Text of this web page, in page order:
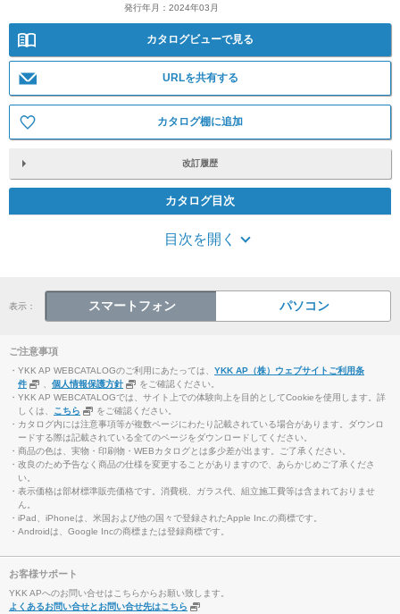
発行年月：2024年03月
カタログビューで見る
URLを共有する
カタログ棚に追加
改訂履歴
カタログ目次
目次を開く
表示： スマートフォン パソコン
ご注意事項
・YKK AP WEBCATALOGのご利用にあたっては、 YKK AP（株）ウェブサイトご利用条
件
個人情報保護方針
をご確認ください。
・YKK AP WEBCATALOGでは、サイト上での体験向上を目的としてCookieを使用します。詳
しくは、 こちら
をご確認ください。
・カタログ内には注意事項等が複数ページにわたり記載されている場合があります。ダウンロ
ードする際は記載されている全てのページをダウンロードしてください。
・商品の色は、実物・印刷物・WEBカタログとは多少差が出ます。ご了承ください。
・改良のため予告なく商品の仕様を変更することがありますので、あらかじめご了承くださ
い。
・表示価格は部材標準販売価格です。消費税、ガラス代、組立施工費等は含まれておりませ
ん。
・iPad、iPhoneは、米国および他の国々で登録されたApple Inc.の商標です。
・Androidは、Google Incの商標または登録商標です。
お客様サポート
YKK APへのお問い合せはこちらからお願い致します。
よくあるお問い合せとお問い合せ先はこちら